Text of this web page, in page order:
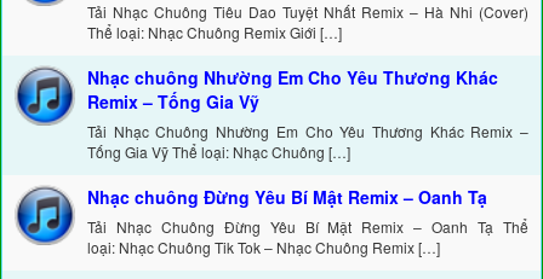
Tải Nhạc Chuông Tiêu Dao Tuyệt Nhất Remix – Hà Nhi (Cover)
Thể loại: Nhạc Chuông Remix Giới […]
Nhạc chuông Nhường Em Cho Yêu Thương Khác
Remix – Tống Gia Vỹ
Tải Nhạc Chuông Nhường Em Cho Yêu Thương Khác Remix –
Tống Gia Vỹ Thể loại: Nhạc Chuông […]
Nhạc chuông Đừng Yêu Bí Mật Remix – Oanh Tạ
Tải Nhạc Chuông Đừng Yêu Bí Mật Remix – Oanh Tạ Thể
loại: Nhạc Chuông Tik Tok – Nhạc Chuông Remix […]